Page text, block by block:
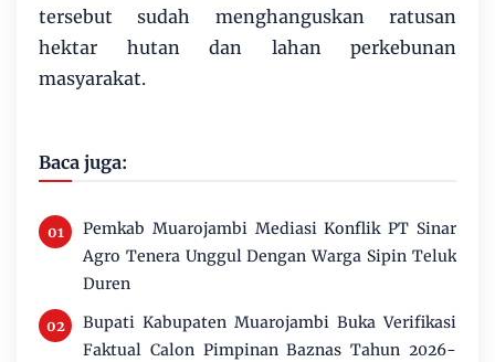
tersebut sudah menghanguskan ratusan
hektar hutan dan lahan perkebunan
masyarakat.
Baca juga:
Pemkab Muarojambi Mediasi Konflik PT Sinar
Agro Tenera Unggul Dengan Warga Sipin Teluk
Duren
Bupati Kabupaten Muarojambi Buka Verifikasi
Faktual Calon Pimpinan Baznas Tahun 2026-